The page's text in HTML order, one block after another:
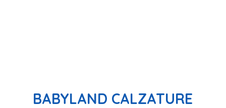
BABYLAND CALZATURE